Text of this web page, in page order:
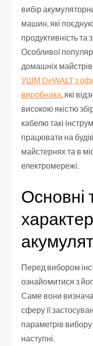
вибір
машин, які
продуктивність та
Особливої
домашніх
УШМ DeWALT з
виробника , які
високою якістю
кабелю такі
працювати на
майстернях та в
електромережі.
Основні
Перед вибором
ознайомитися з
Саме вони
сферу її
параметрів
наступні.